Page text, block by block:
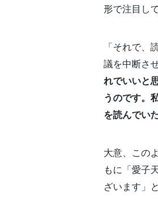
形で注目し
「それで、
議を中断さ
れでいいと
うのです。
を読んでい
大意、この
もに「愛子
ざいます」